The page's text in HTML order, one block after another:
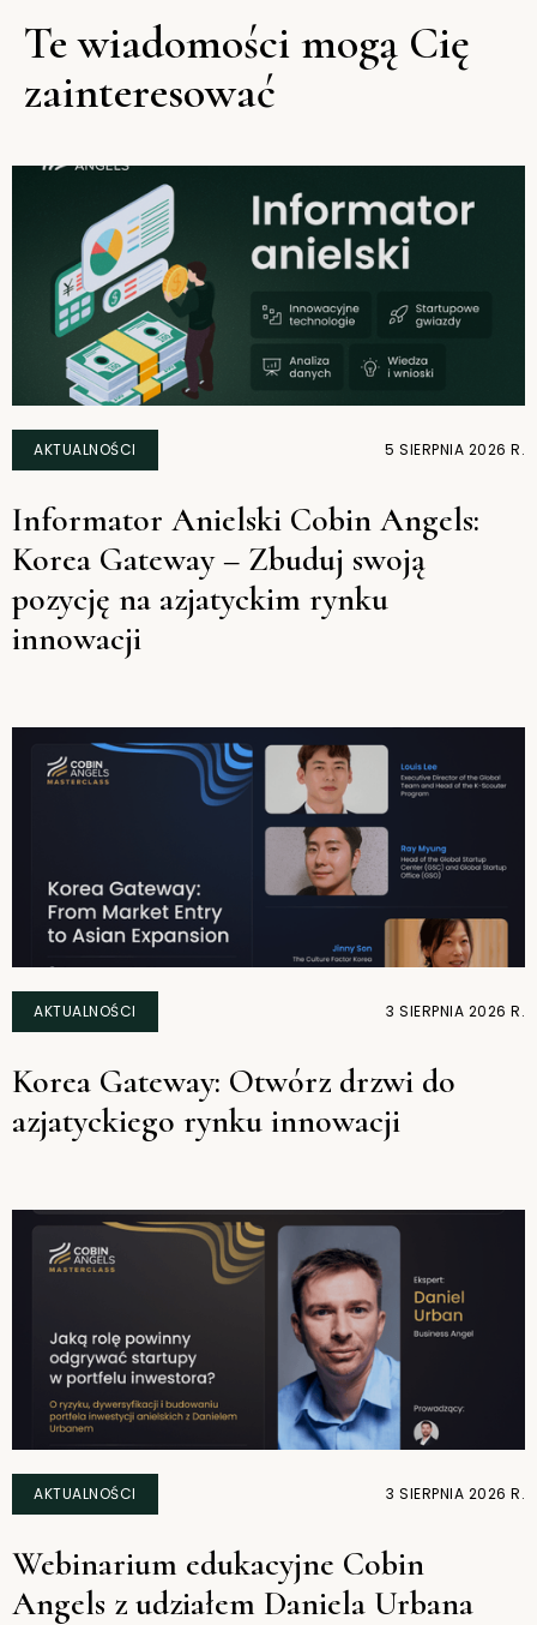
AKTUALNOŚCI 5 SIERPNIA 2026 R.
Informator Anielski Cobin Angels:
Korea Gateway – Zbuduj swoją
pozycję na azjatyckim rynku
innowacji
AKTUALNOŚCI 3 SIERPNIA 2026 R.
Korea Gateway: Otwórz drzwi do
azjatyckiego rynku innowacji
AKTUALNOŚCI 3 SIERPNIA 2026 R.
Webinarium edukacyjne Cobin
Angels z udziałem Daniela Urbana
Te wiadomości mogą Cię
zainteresować